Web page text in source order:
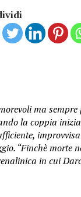
ma
la coppia
“Finchè morte
in cui